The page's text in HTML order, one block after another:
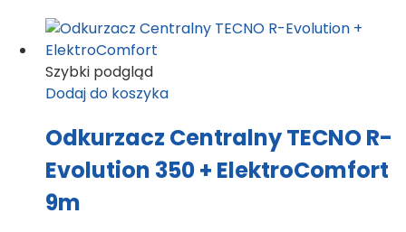
Szybki podgląd
Dodaj do koszyka
Odkurzacz Centralny TECNO R-
Evolution 350 + ElektroComfort
9m